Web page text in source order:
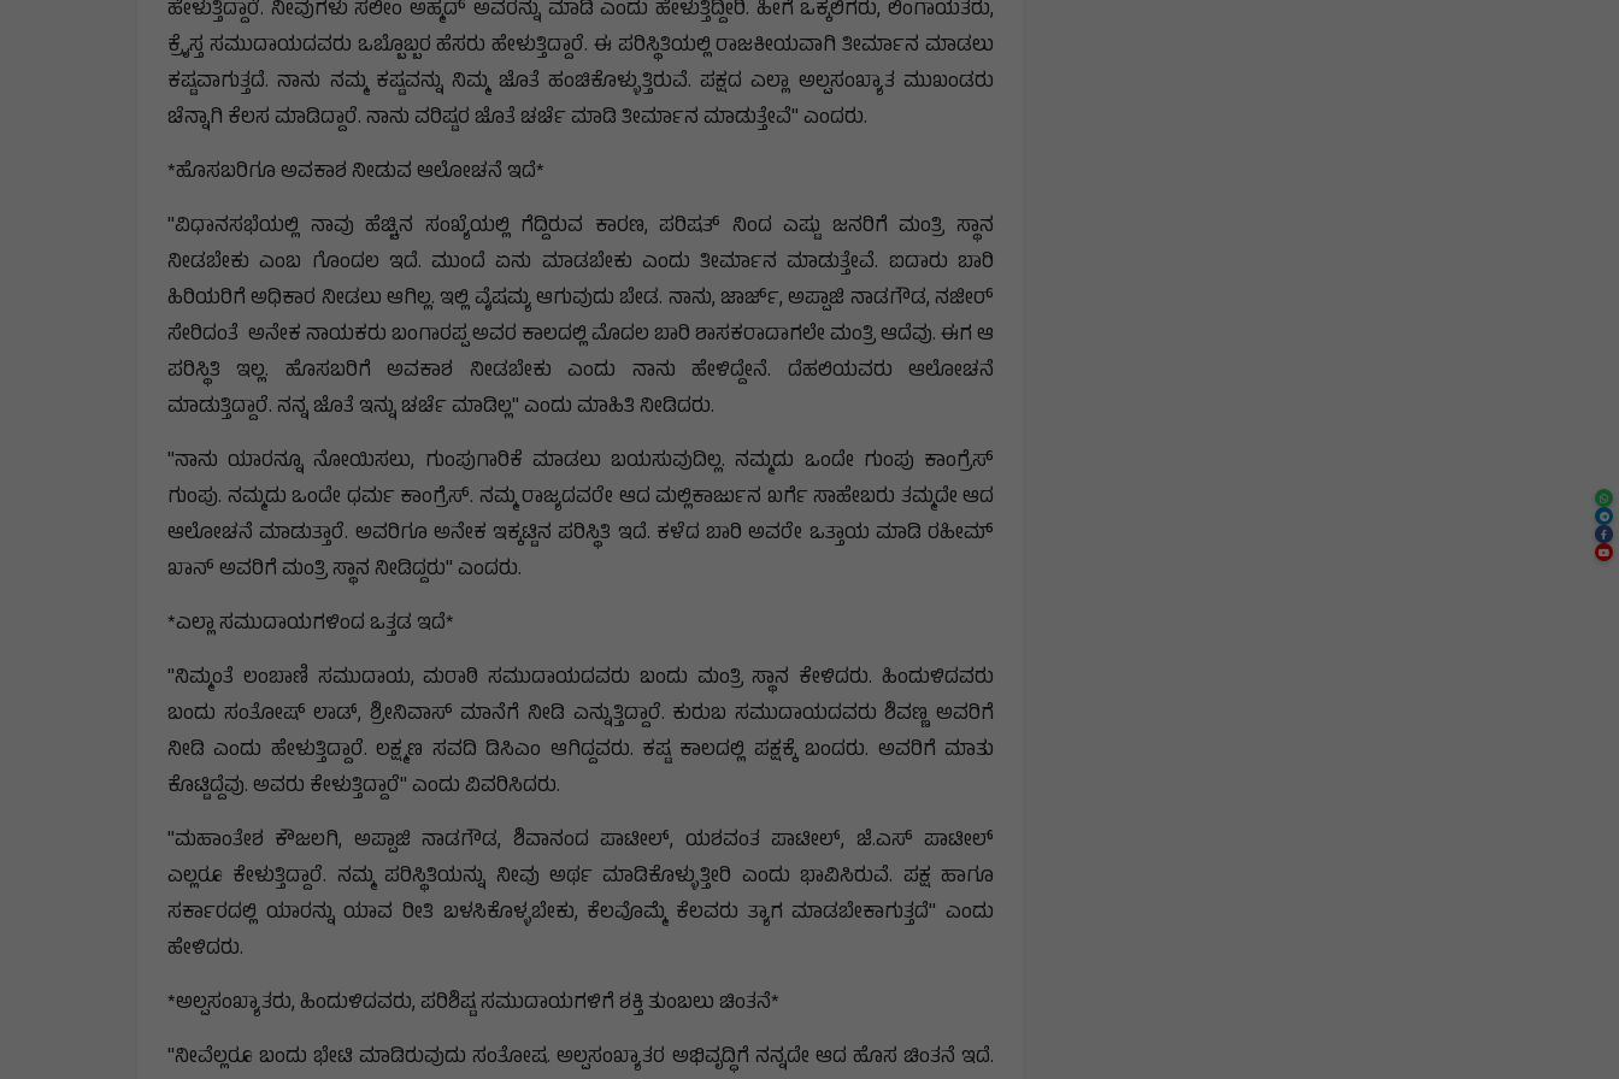
ಹೇಳುತ್ತಿದ್ದಾರೆ. ನೀವುಗಳು ಸಲೀಂ ಅಹ್ಮದ್ ಅವರನ್ನು ಮಾಡಿ ಎಂದು ಹೇಳುತ್ತಿದ್ದೀರಿ. ಹೀಗೆ ಒಕ್ಕಲಿಗರು, ಲಿಂಗಾಯತರು,
ಕ್ರೈಸ್ತ ಸಮುದಾಯದವರು ಒಬ್ಬೊಬ್ಬರ ಹೆಸರು ಹೇಳುತ್ತಿದ್ದಾರೆ. ಈ ಪರಿಸ್ಥಿತಿಯಲ್ಲಿ ರಾಜಕೀಯವಾಗಿ ತೀರ್ಮಾನ ಮಾಡಲು
ಕಷ್ಟವಾಗುತ್ತದೆ. ನಾನು ನಮ್ಮ ಕಷ್ಟವನ್ನು ನಿಮ್ಮ ಜೊತೆ ಹಂಚಿಕೊಳ್ಳುತ್ತಿರುವೆ. ಪಕ್ಷದ ಎಲ್ಲಾ ಅಲ್ಪಸಂಖ್ಯಾತ ಮುಖಂಡರು
ಚೆನ್ನಾಗಿ ಕೆಲಸ ಮಾಡಿದ್ದಾರೆ. ನಾನು ವರಿಷ್ಟರ ಜೊತೆ ಚರ್ಚೆ ಮಾಡಿ ತೀರ್ಮಾನ ಮಾಡುತ್ತೇವೆ" ಎಂದರು.
*ಹೊಸಬರಿಗೂ ಅವಕಾಶ ನೀಡುವ ಆಲೋಚನೆ ಇದೆ*
"ವಿಧಾನಸಭೆಯಲ್ಲಿ ನಾವು ಹೆಚ್ಚಿನ ಸಂಖ್ಯೆಯಲ್ಲಿ ಗೆದ್ದಿರುವ ಕಾರಣ, ಪರಿಷತ್ ನಿಂದ ಎಷ್ಟು ಜನರಿಗೆ ಮಂತ್ರಿ ಸ್ಥಾನ
ನೀಡಬೇಕು ಎಂಬ ಗೊಂದಲ ಇದೆ. ಮುಂದೆ ಏನು ಮಾಡಬೇಕು ಎಂದು ತೀರ್ಮಾನ ಮಾಡುತ್ತೇವೆ. ಐದಾರು ಬಾರಿ
ಹಿರಿಯರಿಗೆ ಅಧಿಕಾರ ನೀಡಲು ಆಗಿಲ್ಲ. ಇಲ್ಲಿ ವೈಷಮ್ಯ ಆಗುವುದು ಬೇಡ. ನಾನು, ಜಾರ್ಜ್, ಅಪ್ಪಾಜಿ ನಾಡಗೌಡ, ನಜೀರ್
ಸೇರಿದಂತೆ ಅನೇಕ ನಾಯಕರು ಬಂಗಾರಪ್ಪ ಅವರ ಕಾಲದಲ್ಲಿ ಮೊದಲ ಬಾರಿ ಶಾಸಕರಾದಾಗಲೇ ಮಂತ್ರಿ ಆದೆವು. ಈಗ ಆ
ಪರಿಸ್ಥಿತಿ ಇಲ್ಲ. ಹೊಸಬರಿಗೆ ಅವಕಾಶ ನೀಡಬೇಕು ಎಂದು ನಾನು ಹೇಳಿದ್ದೇನೆ. ದೆಹಲಿಯವರು ಆಲೋಚನೆ
ಮಾಡುತ್ತಿದ್ದಾರೆ. ನನ್ನ ಜೊತೆ ಇನ್ನು ಚರ್ಚೆ ಮಾಡಿಲ್ಲ" ಎಂದು ಮಾಹಿತಿ ನೀಡಿದರು.
"ನಾನು ಯಾರನ್ನೂ ನೋಯಿಸಲು, ಗುಂಪುಗಾರಿಕೆ ಮಾಡಲು ಬಯಸುವುದಿಲ್ಲ. ನಮ್ಮದು ಒಂದೇ ಗುಂಪು ಕಾಂಗ್ರೆಸ್
ಗುಂಪು. ನಮ್ಮದು ಒಂದೇ ಧರ್ಮ ಕಾಂಗ್ರೆಸ್. ನಮ್ಮ ರಾಜ್ಯದವರೇ ಆದ ಮಲ್ಲಿಕಾರ್ಜುನ ಖರ್ಗೆ ಸಾಹೇಬರು ತಮ್ಮದೇ ಆದ
ಆಲೋಚನೆ ಮಾಡುತ್ತಾರೆ. ಅವರಿಗೂ ಅನೇಕ ಇಕ್ಕಟ್ಟಿನ ಪರಿಸ್ಥಿತಿ ಇದೆ. ಕಳೆದ ಬಾರಿ ಅವರೇ ಒತ್ತಾಯ ಮಾಡಿ ರಹೀಮ್
ಖಾನ್ ಅವರಿಗೆ ಮಂತ್ರಿ ಸ್ಥಾನ ನೀಡಿದ್ದರು" ಎಂದರು.
*ಎಲ್ಲಾ ಸಮುದಾಯಗಳಿಂದ ಒತ್ತಡ ಇದೆ*
"ನಿಮ್ಮಂತೆ ಲಂಬಾಣಿ ಸಮುದಾಯ, ಮರಾಠಿ ಸಮುದಾಯದವರು ಬಂದು ಮಂತ್ರಿ ಸ್ಥಾನ ಕೇಳಿದರು. ಹಿಂದುಳಿದವರು
ಬಂದು ಸಂತೋಷ್ ಲಾಡ್, ಶ್ರೀನಿವಾಸ್ ಮಾನೆಗೆ ನೀಡಿ ಎನ್ನುತ್ತಿದ್ದಾರೆ. ಕುರುಬ ಸಮುದಾಯದವರು ಶಿವಣ್ಣ ಅವರಿಗೆ
ನೀಡಿ ಎಂದು ಹೇಳುತ್ತಿದ್ದಾರೆ. ಲಕ್ಷ್ಮಣ ಸವದಿ ಡಿಸಿಎಂ ಆಗಿದ್ದವರು. ಕಷ್ಟ ಕಾಲದಲ್ಲಿ ಪಕ್ಷಕ್ಕೆ ಬಂದರು. ಅವರಿಗೆ ಮಾತು
ಕೊಟ್ಟಿದ್ದೆವು. ಅವರು ಕೇಳುತ್ತಿದ್ದಾರೆ" ಎಂದು ವಿವರಿಸಿದರು.
"ಮಹಾಂತೇಶ ಕೌಜಲಗಿ, ಅಪ್ಪಾಜಿ ನಾಡಗೌಡ, ಶಿವಾನಂದ ಪಾಟೀಲ್, ಯಶವಂತ ಪಾಟೀಲ್, ಜೆ.ಎಸ್ ಪಾಟೀಲ್
ಎಲ್ಲರೂ ಕೇಳುತ್ತಿದ್ದಾರೆ. ನಮ್ಮ ಪರಿಸ್ಥಿತಿಯನ್ನು ನೀವು ಅರ್ಥ ಮಾಡಿಕೊಳ್ಳುತ್ತೀರಿ ಎಂದು ಭಾವಿಸಿರುವೆ. ಪಕ್ಷ ಹಾಗೂ
ಸರ್ಕಾರದಲ್ಲಿ ಯಾರನ್ನು ಯಾವ ರೀತಿ ಬಳಸಿಕೊಳ್ಳಬೇಕು, ಕೆಲವೊಮ್ಮೆ ಕೆಲವರು ತ್ಯಾಗ ಮಾಡಬೇಕಾಗುತ್ತದೆ" ಎಂದು
ಹೇಳಿದರು.
*ಅಲ್ಪಸಂಖ್ಯಾತರು, ಹಿಂದುಳಿದವರು, ಪರಿಶಿಷ್ಟ ಸಮುದಾಯಗಳಿಗೆ ಶಕ್ತಿ ತುಂಬಲು ಚಿಂತನೆ*
"ನೀವೆಲ್ಲರೂ ಬಂದು ಭೇಟಿ ಮಾಡಿರುವುದು ಸಂತೋಷ. ಅಲ್ಪಸಂಖ್ಯಾತರ ಅಭಿವೃದ್ಧಿಗೆ ನನ್ನದೇ ಆದ ಹೊಸ ಚಿಂತನೆ ಇದೆ.